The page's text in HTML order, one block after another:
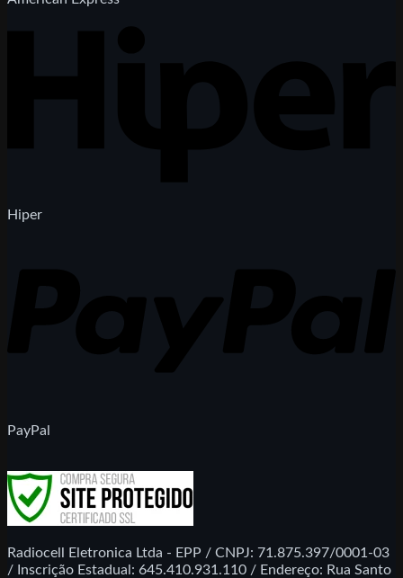
Hiper
PayPal
Radiocell Eletronica Ltda - EPP / CNPJ: 71.875.397/0001-03
/ Inscrição Estadual: 645.410.931.110 / Endereço: Rua Santo